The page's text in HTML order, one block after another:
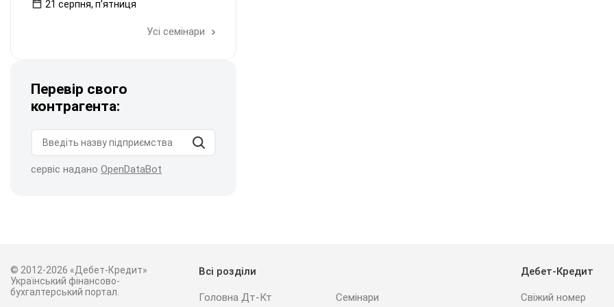
21 серпня, пʼятниця
Усі семінари
Перевір свого
контрагента:
сервіс надано OpenDataBot
© 2012-2026 «Дебет-Кредит»
Український фінансово-
бухгалтерський портал.
Всі розділи
Головна Дт-Кт Семінари
Дебет-Кредит
Свіжий номер